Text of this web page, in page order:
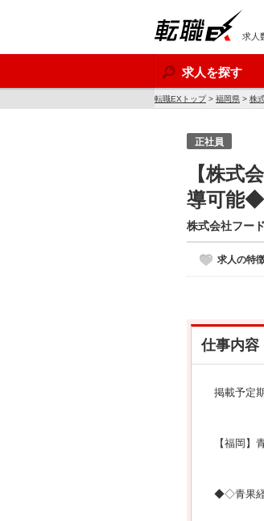
求人
求人を探す
転職EXトップ> 福岡県 > 株
正社員
【株式
導可能◆
株式会社フー
求人の特
仕事内容
掲載予定
【福岡
◆◇青果経